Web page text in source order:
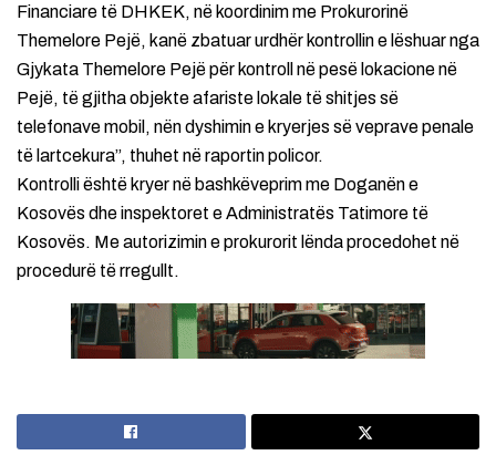
Financiare të DHKEK, në koordinim me Prokurorinë
Themelore Pejë, kanë zbatuar urdhër kontrollin e lëshuar nga
Gjykata Themelore Pejë për kontroll në pesë lokacione në
Pejë, të gjitha objekte afariste lokale të shitjes së
telefonave mobil, nën dyshimin e kryerjes së veprave penale
të lartcekura”, thuhet në raportin policor.
Kontrolli është kryer në bashkëveprim me Doganën e
Kosovës dhe inspektoret e Administratës Tatimore të
Kosovës. Me autorizimin e prokurorit lënda procedohet në
procedurë të rregullt.